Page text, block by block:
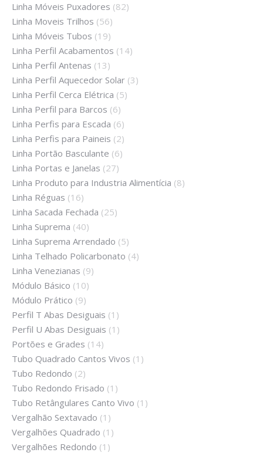
Linha Móveis Puxadores (82)
Linha Moveis Trilhos (56)
Linha Móveis Tubos (19)
Linha Perfil Acabamentos (14)
Linha Perfil Antenas (13)
Linha Perfil Aquecedor Solar (3)
Linha Perfil Cerca Elétrica (5)
Linha Perfil para Barcos (6)
Linha Perfis para Escada (6)
Linha Perfis para Paineis (2)
Linha Portão Basculante (6)
Linha Portas e Janelas (27)
Linha Produto para Industria Alimentícia (8)
Linha Réguas (16)
Linha Sacada Fechada (25)
Linha Suprema (40)
Linha Suprema Arrendado (5)
Linha Telhado Policarbonato (4)
Linha Venezianas (9)
Módulo Básico (10)
Módulo Prático (9)
Perfil T Abas Desiguais (1)
Perfil U Abas Desiguais (1)
Portões e Grades (14)
Tubo Quadrado Cantos Vivos (1)
Tubo Redondo (2)
Tubo Redondo Frisado (1)
Tubo Retângulares Canto Vivo (1)
Vergalhão Sextavado (1)
Vergalhões Quadrado (1)
Vergalhões Redondo (1)